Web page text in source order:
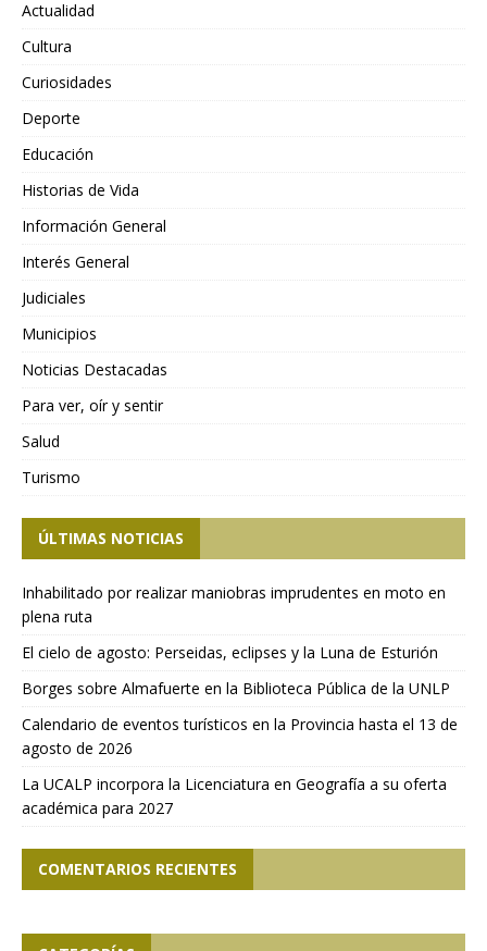
Actualidad
Cultura
Curiosidades
Deporte
Educación
Historias de Vida
Información General
Interés General
Judiciales
Municipios
Noticias Destacadas
Para ver, oír y sentir
Salud
Turismo
ÚLTIMAS NOTICIAS
Inhabilitado por realizar maniobras imprudentes en moto en
plena ruta
El cielo de agosto: Perseidas, eclipses y la Luna de Esturión
Borges sobre Almafuerte en la Biblioteca Pública de la UNLP
Calendario de eventos turísticos en la Provincia hasta el 13 de
agosto de 2026
La UCALP incorpora la Licenciatura en Geografía a su oferta
académica para 2027
COMENTARIOS RECIENTES